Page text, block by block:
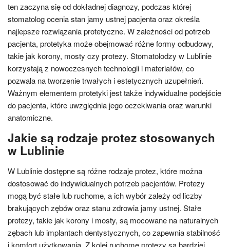
ten zaczyna się od dokładnej diagnozy, podczas której
stomatolog ocenia stan jamy ustnej pacjenta oraz określa
najlepsze rozwiązania protetyczne. W zależności od potrzeb
pacjenta, protetyka może obejmować różne formy odbudowy,
takie jak korony, mosty czy protezy. Stomatolodzy w Lublinie
korzystają z nowoczesnych technologii i materiałów, co
pozwala na tworzenie trwałych i estetycznych uzupełnień.
Ważnym elementem protetyki jest także indywidualne podejście
do pacjenta, które uwzględnia jego oczekiwania oraz warunki
anatomiczne.
Jakie są rodzaje protez stosowanych
w Lublinie
W Lublinie dostępne są różne rodzaje protez, które można
dostosować do indywidualnych potrzeb pacjentów. Protezy
mogą być stałe lub ruchome, a ich wybór zależy od liczby
brakujących zębów oraz stanu zdrowia jamy ustnej. Stałe
protezy, takie jak korony i mosty, są mocowane na naturalnych
zębach lub implantach dentystycznych, co zapewnia stabilność
i komfort użytkowania. Z kolei ruchome protezy są bardziej